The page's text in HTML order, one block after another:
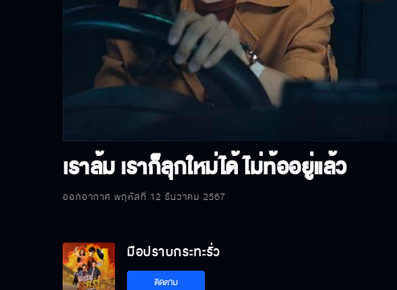
เราล้ม เราก็ลุกใหม่ได้ ไม่ท้ออยู่แล้ว
ออกอากาศ พฤหัสที่ 12 ธันวาคม 2567
มือปราบกระทะรั่ว
ติดตาม